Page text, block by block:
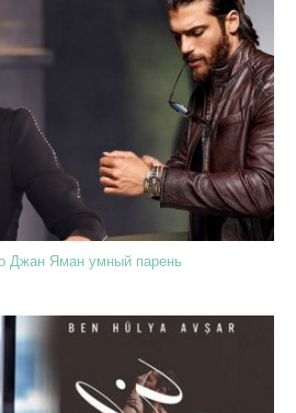
Джан Яман умный парень